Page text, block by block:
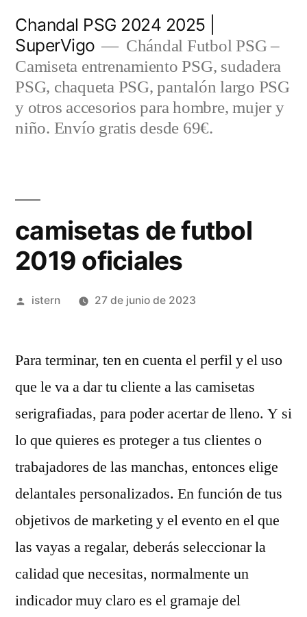
contenido
Chandal PSG 2024 2025 |
SuperVigo
Chándal Futbol PSG –
Camiseta entrenamiento PSG, sudadera
PSG, chaqueta PSG, pantalón largo PSG
y otros accesorios para hombre, mujer y
niño. Envío gratis desde 69€.
camisetas de futbol
2019 oficiales
Publicado
istern 27 de junio de 2023
Para terminar, ten en cuenta el perfil y el uso
que le va a dar tu cliente a las camisetas
serigrafiadas, para poder acertar de lleno. Y si
lo que quieres es proteger a tus clientes o
trabajadores de las manchas, entonces elige
delantales personalizados. En función de tus
objetivos de marketing y el evento en el que
las vayas a regalar, deberás seleccionar la
calidad que necesitas, normalmente un
indicador muy claro es el gramaje del